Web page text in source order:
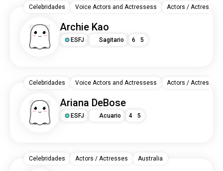
Archie Kao
ESFJ Sagitario 6 5
Celebridades Voice Actors and Actressess Actors / Actresses
Ariana DeBose
ESFJ Acuario 4 5
Celebridades Voice Actors and Actressess Actors / Actresses
Celebridades Actors / Actresses Australia